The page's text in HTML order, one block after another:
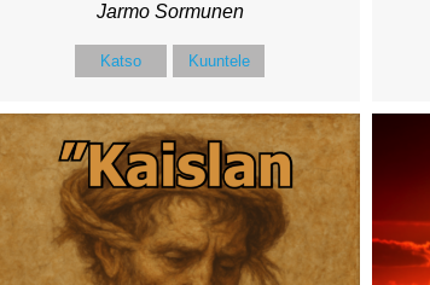
Jarmo Sormunen
Katso Kuuntele